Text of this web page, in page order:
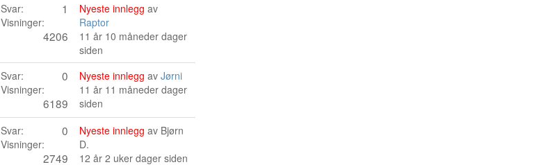
Svar: 1
Visninger:
4206
Nyeste innlegg av
Raptor
11 år 10 måneder dager
siden
Svar: 0
Visninger:
6189
Nyeste innlegg av Jørni
11 år 11 måneder dager
siden
Svar: 0
Visninger:
2749
Nyeste innlegg av Bjørn
D.
12 år 2 uker dager siden